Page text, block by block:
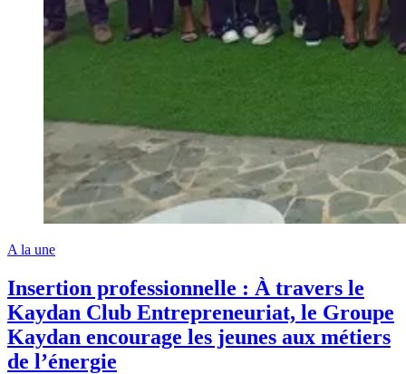
A la une
Insertion professionnelle : À travers le
Kaydan Club Entrepreneuriat, le Groupe
Kaydan encourage les jeunes aux métiers
de l’énergie